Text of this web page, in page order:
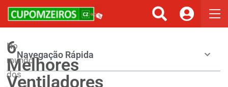
6
Melhores
Ventiladores
No
mundo
dos
Navegação Rápida